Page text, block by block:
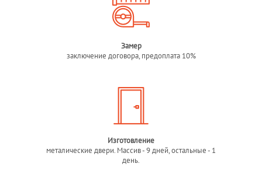
Замер
заключение договора, предоплата 10%
Изготовление
металические двери. Массив - 9 дней, остальные - 1
день.